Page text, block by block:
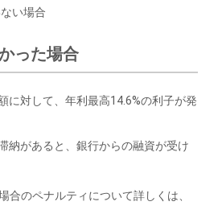
い場合
った場合
に対して、年利最高14.6%の利子が発
納があると、銀行からの融資が受け
合のペナルティについて詳しくは、